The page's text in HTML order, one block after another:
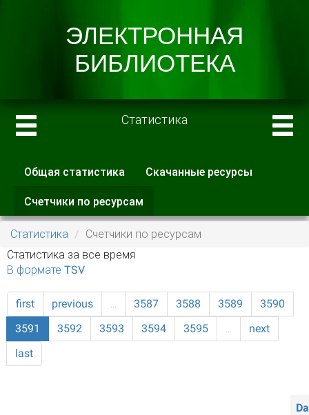
Статистика
Главные вкладки
Общая статистика Скачанные ресурсы
Счетчики по ресурсам
вкладка)
Статистика
Счетчики по ресурсам
Статистика за все время
В формате TSV
first previous … 3587 3588 3589
3590
3591
3592 3593 3594 3595 …
next
last